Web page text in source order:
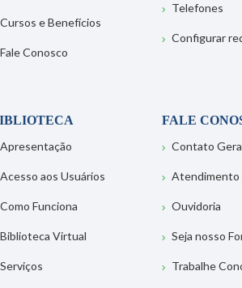
Cursos e Benefícios
Fale Conosco
Telefones
Configurar
Apresentação
Acesso aos Usuários
Como Funciona
Biblioteca Virtual
Serviços
FALE
Contato
Atendimento
Ouvidoria
Seja nosso
Trabalhe